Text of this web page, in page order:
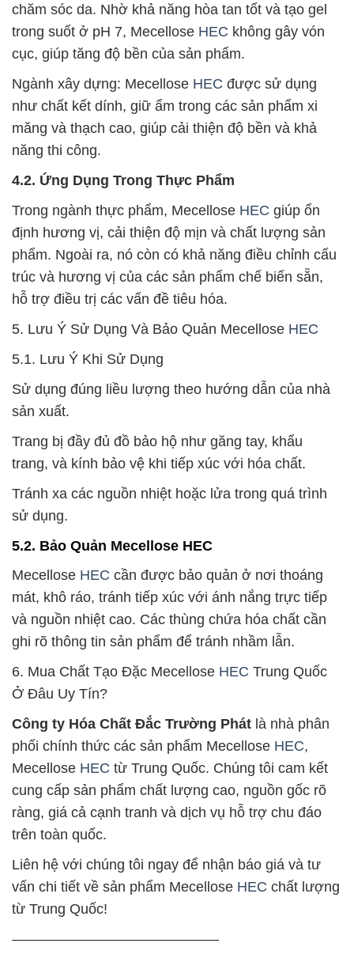
chăm sóc da. Nhờ khả năng hòa tan tốt và tạo gel
trong suốt ở pH 7, Mecellose HEC không gây vón
cục, giúp tăng độ bền của sản phẩm.
Ngành xây dựng: Mecellose HEC được sử dụng
như chất kết dính, giữ ẩm trong các sản phẩm xi
măng và thạch cao, giúp cải thiện độ bền và khả
năng thi công.
4.2. Ứng Dụng Trong Thực Phẩm
Trong ngành thực phẩm, Mecellose HEC giúp ổn
định hương vị, cải thiện độ mịn và chất lượng sản
phẩm. Ngoài ra, nó còn có khả năng điều chỉnh cấu
trúc và hương vị của các sản phẩm chế biến sẵn,
hỗ trợ điều trị các vấn đề tiêu hóa.
5. Lưu Ý Sử Dụng Và Bảo Quản Mecellose HEC
5.1. Lưu Ý Khi Sử Dụng
Sử dụng đúng liều lượng theo hướng dẫn của nhà
sản xuất.
Trang bị đầy đủ đồ bảo hộ như găng tay, khẩu
trang, và kính bảo vệ khi tiếp xúc với hóa chất.
Tránh xa các nguồn nhiệt hoặc lửa trong quá trình
sử dụng.
5.2. Bảo Quản Mecellose HEC
Mecellose HEC cần được bảo quản ở nơi thoáng
mát, khô ráo, tránh tiếp xúc với ánh nắng trực tiếp
và nguồn nhiệt cao. Các thùng chứa hóa chất cần
ghi rõ thông tin sản phẩm để tránh nhầm lẫn.
6. Mua Chất Tạo Đặc Mecellose HEC Trung Quốc
Ở Đâu Uy Tín?
Công ty Hóa Chất Đắc Trường Phát là nhà phân
phối chính thức các sản phẩm Mecellose HEC,
Mecellose HEC từ Trung Quốc. Chúng tôi cam kết
cung cấp sản phẩm chất lượng cao, nguồn gốc rõ
ràng, giá cả cạnh tranh và dịch vụ hỗ trợ chu đáo
trên toàn quốc.
Liên hệ với chúng tôi ngay để nhận báo giá và tư
vấn chi tiết về sản phẩm Mecellose HEC chất lượng
từ Trung Quốc!
——————————————–